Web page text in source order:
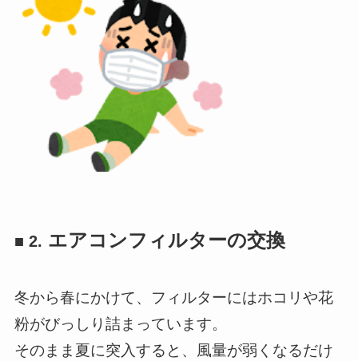
■ 2. エアコンフィルターの交換
冬から春にかけて、フィルターにはホコリや花
粉がびっしり詰まっています。
そのまま夏に突入すると、風量が弱くなるだけ